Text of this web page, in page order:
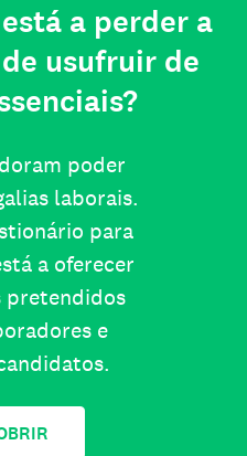
a perder a
usufruir de
poder
laborais.
para
a oferecer
pretendidos
e